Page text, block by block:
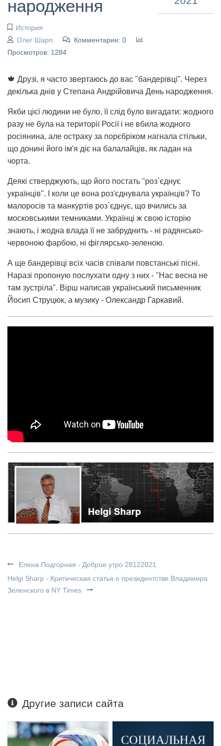
народження
История
Олег Шарп
Комментарии: 0
Просмотров: 1284
🍁 Друзі, я часто звертаюсь до вас "бандерівці". Через
декілька днів у Степана Андрійовича День народження.
Якби цієї людини не було, її слід було вигадати: жодного
разу не була на території Росії і не вбила жодного
росіянина, але остраху за порєбріком нагнала стільки,
що донині його ім'я діє на балалайців, як ладан на
чорта.
Деякі стверджують, що його постать "роз`єднує
українців". І коли це вона роз'єднувала українців? То
малоросів та манкуртів роз`єднує, що вчились за
московськими темниками. Українці ж свою історію
знають, і жодна влада її не забруднить - ні радянсько-
червоною фарбою, ні фіглярсько-зеленою.
А ще бандерівці всіх часів співали повстанські пісні.
Наразі пропоную послухати одну з них - "Нас весна не
там зустріла". Вірш написав український письменник
Йосип Струцюк, а музику - Олександр Гаркавий.
Елена Подгорная - Доброе утро 28122021
Helgi Sharp - Критическая статья о президентстве Владимира
Зеленского в NY Times
Другие записи сайта